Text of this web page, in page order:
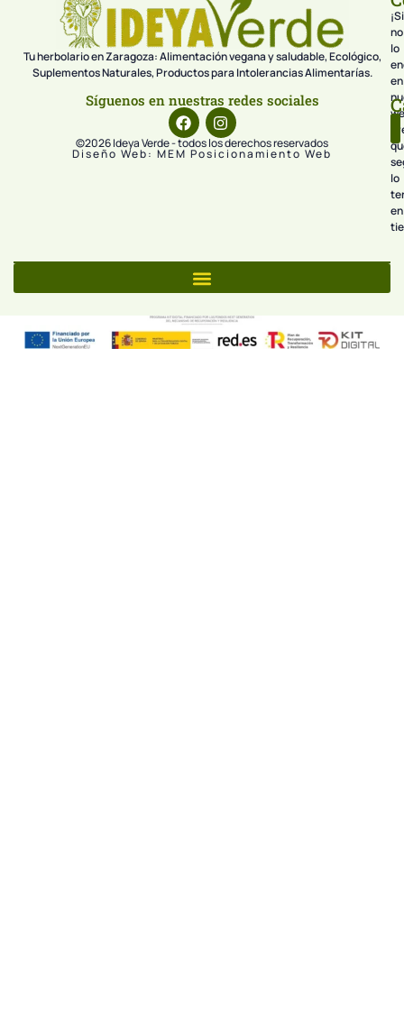
Tu herbolario en Zaragoza: Alimentación vegana y saludable, Ecológico,
Suplementos Naturales, Productos para Intolerancias Alimentarías.
Síguenos en nuestras redes sociales
©2026 Ideya Verde - todos los derechos reservados
Diseño Web: MEM Posicionamiento Web
¡Si
no
lo
en
lo
en